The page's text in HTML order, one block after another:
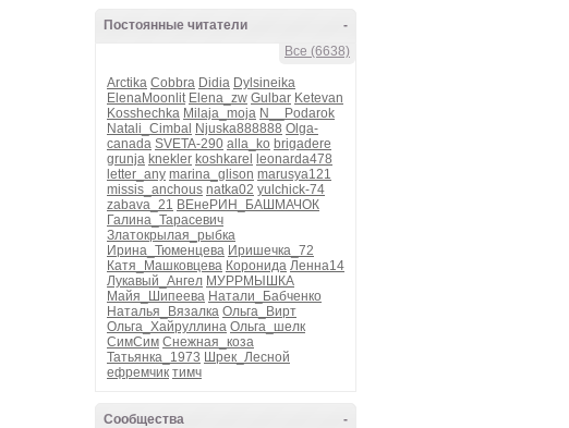
-
Постоянные читатели
Все (6638)
Arctika Cobbra Didia Dylsineika
ElenaMoonlit Elena_zw Gulbar Ketevan
Kosshechka Milaja_moja N__Podarok
Natali_Cimbal Njuska888888 Olga-
canada SVETA-290 alla_ko brigadere
grunja knekler koshkarel
leonarda478
letter_any marina_glison marusya121
missis_anchous natka02 yulchick-74
zabava_21 ВЕнеРИН_БАШМАЧОК
Галина_Тарасевич
Златокрылая_рыбка
Ирина_Тюменцева Иришечка_72
Катя_Машковцева Коронида Ленна14
Лукавый_Ангел МУРРМЫШКА
Майя_Шипеева Натали_Бабченко
Наталья_Вязалка Ольга_Вирт
Ольга_Хайруллина Ольга_шелк
СимСим Снежная_коза
Татьянка_1973 Шрек_Лесной
ефремчик тимч
-
Сообщества